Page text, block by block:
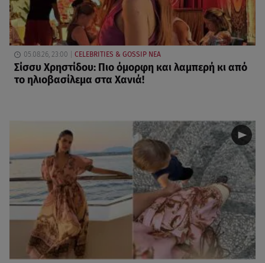
05.08.26, 23:00 CELEBRITIES & GOSSIP ΝΕΑ
Σίσσυ Χρηστίδου: Πιο όμορφη και λαμπερή κι από
το ηλιοβασίλεμα στα Χανιά!